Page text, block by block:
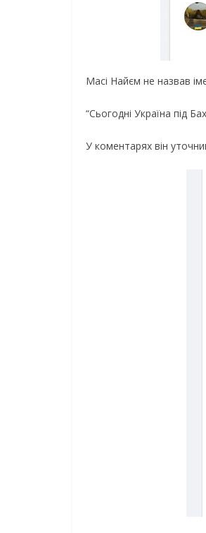
Мaci Haйєм нe нaзвaв
“Сьoгoднi Укpaїнa пiд
У кoмeнтapяx вiн